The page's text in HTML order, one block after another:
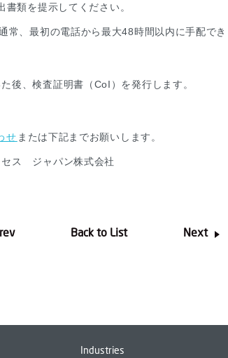
類を提示してください。
常、最初の電話から最大48時間以内に手配でき
後、検査証明書（CoI）を発行します。
せ または下記までお願いします。
ス ジャパン株式会社
Back to List Next
Industries